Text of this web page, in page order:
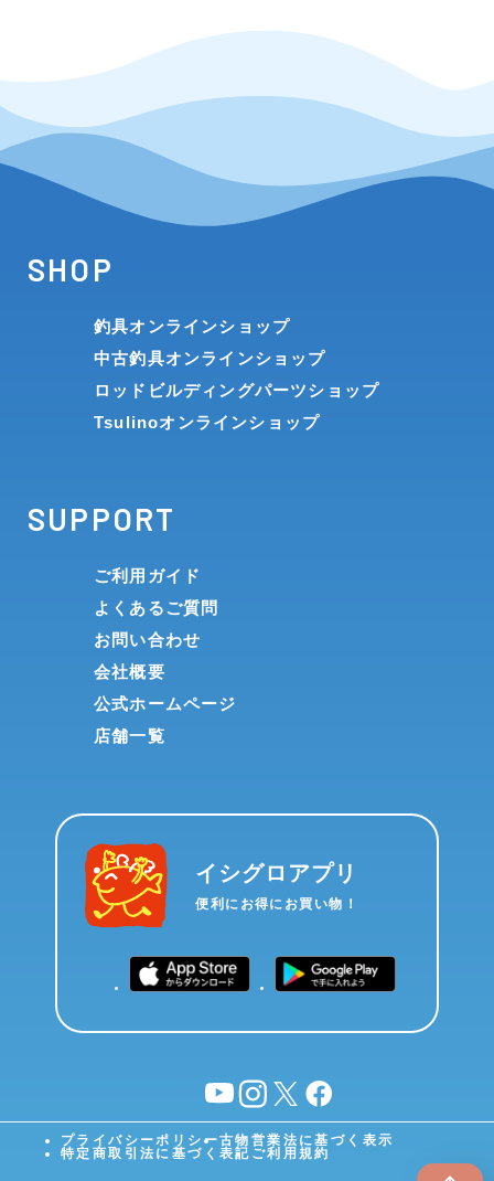
SHOP
釣具オンラインショップ
中古釣具オンラインショップ
ロッドビルディングパーツショップ
Tsulinoオンラインショップ
SUPPORT
ご利用ガイド
よくあるご質問
お問い合わせ
会社概要
公式ホームページ
店舗一覧
イシグロアプリ
便利にお得にお買い物！
YouTubeinstagram
X facebook
プライバシーポリシー古物営業法に基づく表示
特定商取引法に基づく表記 ご利用規約